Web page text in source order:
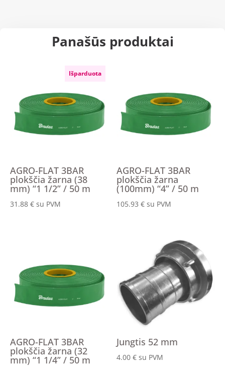
Panašūs produktai
Išparduota
AGRO-FLAT 3BAR
plokščia žarna (38
mm) “1 1/2” / 50 m
31.88 € su PVM
AGRO-FLAT 3BAR
plokščia žarna
(100mm) “4” / 50 m
105.93€ su PVM
AGRO-FLAT 3BAR
plokščia žarna (32
mm) “1 1/4” / 50 m
Jungtis 52 mm
4.00€ su PVM